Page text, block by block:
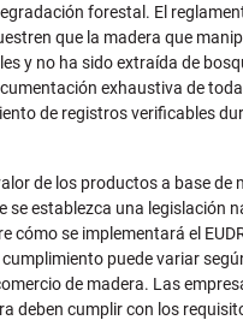
forestal. El
que la madera que
y no ha sido extraída de
exhaustiva de
de registros verificables
de los productos a base de
se establezca una legislación
cómo se implementará el
puede variar
de madera. Las
deben cumplir con los